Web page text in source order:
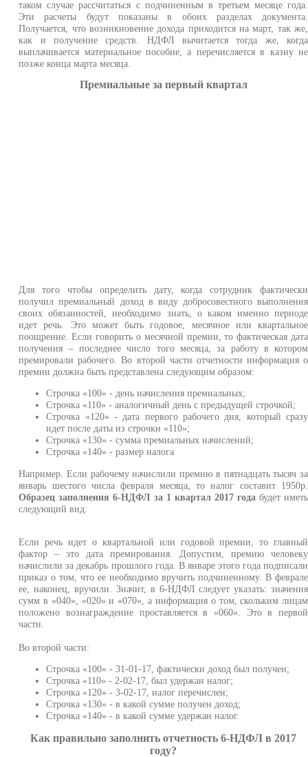
таком случае рассчитаться с подчиненным в третьем месяце года.
Эти расчеты будут показаны в обоих разделах документа.
Получается, что возникновение дохода приходится на март, так же,
как и получение средств. НДФЛ вычитается тогда же, когда
выплачивается материальное пособие, а перечисляется в казну не
позже конца марта месяца.
Премиальные за первый квартал
Для того чтобы определить дату, когда сотрудник фактически
получил премиальный доход в виду добросовестного выполнения
своих обязанностей, необходимо знать, о каком именно периоде
идет речь. Это может быть годовое, месячное или квартальное
поощрение. Если говорить о месячной премии, то фактическая дата
получения – последнее число того месяца, за работу в котором
премировали рабочего. Во второй части отчетности информация о
премии должна быть представлена следующим образом:
Строчка «100» - день начисления премиальных;
Строчка «110» - аналогичный день с предыдущей строчкой;
Строчка «120» - дата первого рабочего дня, который сразу
идет после даты из строчки «110»;
Строчка «130» - сумма премиальных начислений;
Строчка «140» - размер налога
Например. Если рабочему начислили премию в пятнадцать тысяч за
январь шестого числа февраля месяца, то налог составит 1950р.
Образец заполнения 6-НДФЛ за 1 квартал 2017 года будет иметь
следующий вид:
Если речь идет о квартальной или годовой премии, то главный
фактор – это дата премирования. Допустим, премию человеку
начислили за декабрь прошлого года. В январе этого года подписали
приказ о том, что ее необходимо вручить подчиненному. В феврале
ее, наконец, вручили. Значит, в 6-НДФЛ следует указать: значения
сумм в «040», «020» и «070», а информация о том, скольким лицам
положено вознаграждение проставляется в «060». Это в первой
части.
Во второй части:
Строчка «100» - 31-01-17, фактически доход был получен;
Строчка «110» - 2-02-17, был удержан налог;
Строчка «120» - 3-02-17, налог перечислен;
Строчка «130» - в какой сумме получен доход;
Строчка «140» - в какой сумме удержан налог.
Как правильно заполнить отчетность 6-НДФЛ в 2017
году?